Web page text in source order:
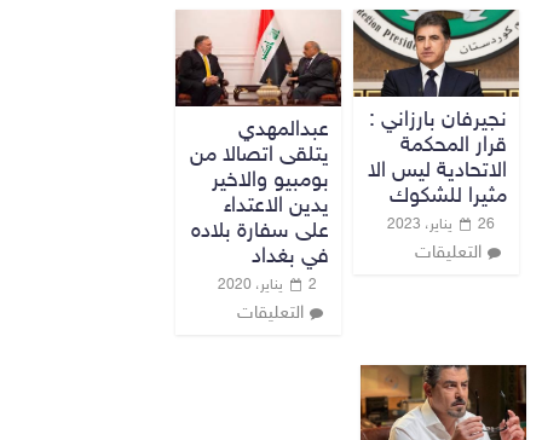
نجيرفان بارزاني :
قرار المحكمة
الاتحادية ليس الا
مثيرا للشكوك
26 يناير، 2023
التعليقات
عبدالمهدي
يتلقى اتصالا من
بومبيو والاخير
يدين الاعتداء
على سفارة بلاده
في بغداد
2 يناير، 2020
التعليقات